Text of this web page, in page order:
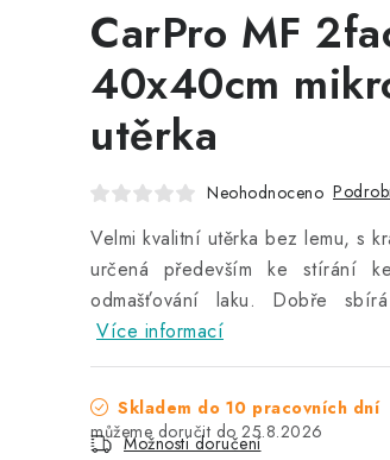
CarPro MF
40x40cm
utěrka
Neohodnoceno
Velmi kvalitní utěrka bez lemu, s
určená především ke stírání
odmašťování laku. Dobře
Více informací
Skladem do 10 pracovních dní
25.8.2026
Možnosti doručení